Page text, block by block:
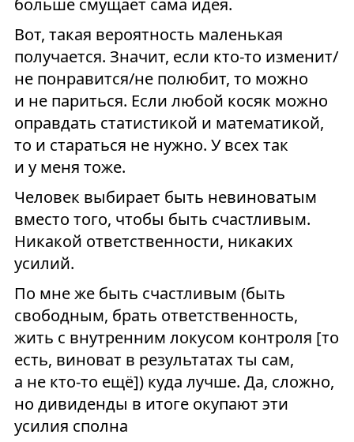
больше смущает сама идея.
Вот, такая вероятность маленькая
получается. Значит, если кто-то изменит/
не понравится/не полюбит, то можно
и не париться. Если любой косяк можно
оправдать статистикой и математикой,
то и стараться не нужно. У всех так
и у меня тоже.
Человек выбирает быть невиноватым
вместо того, чтобы быть счастливым.
Никакой ответственности, никаких
усилий.
По мне же быть счастливым (быть
свободным, брать ответственность,
жить с внутренним локусом контроля [то
есть, виноват в результатах ты сам,
а не кто-то ещё]) куда лучше. Да, сложно,
но дивиденды в итоге окупают эти
усилия сполна